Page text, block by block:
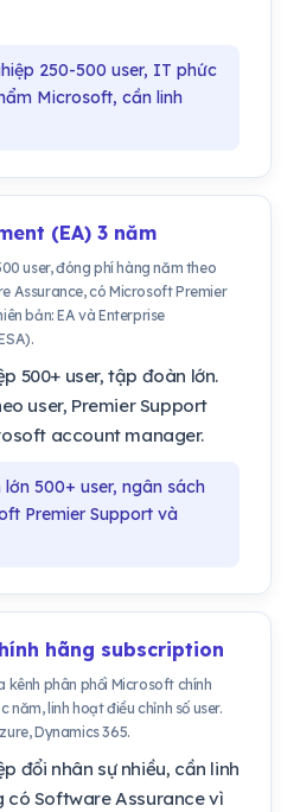
250-500 user, IT phức
Microsoft, cần linh
(EA) 3 năm
user, đóng phí hàng năm theo
Assurance, có Microsoft Premier
bản: EA và Enterprise
500+ user, tập đoàn lớn.
user, Premier Support
account manager.
500+ user, ngân sách
Premier Support và
hãng subscription
kênh phân phối Microsoft chính
năm, linh hoạt điều chỉnh số user.
Dynamics 365.
đổi nhân sự nhiều, cần linh
có Software Assurance vì